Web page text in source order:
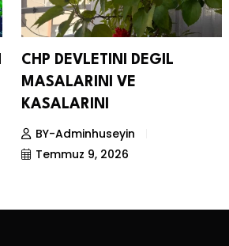
CHP DEVLETINI DEGIL
MASALARINI VE
KASALARINI
BY-Adminhuseyin
Temmuz 9, 2026